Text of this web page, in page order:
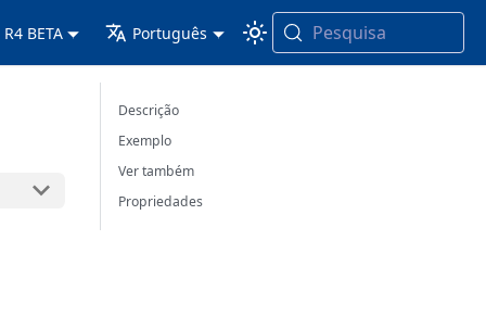
BETA Português Pesquisa
Descrição
Exemplo
Ver também
Propriedades